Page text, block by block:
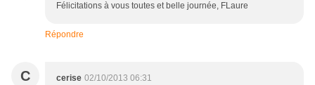
Félicitations à vous toutes et belle journée, FLaure
Répondre
C cerise 02/10/2013 06:31